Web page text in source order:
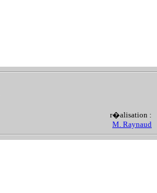
r�alisation :
M. Raynaud